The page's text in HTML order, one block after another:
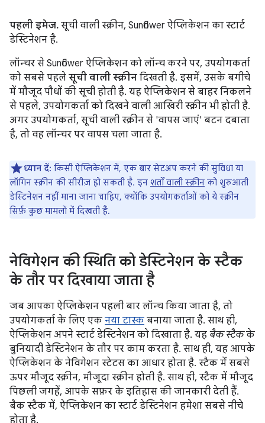
पहली इमेज. सूची वाली स्क्रीन, Sunflower ऐप्लिकेशन का स्टार्ट
डेस्टिनेशन है.
लॉन्चर से Sunflower ऐप्लिकेशन को लॉन्च करने पर, उपयोगकर्ता
को सबसे पहले सूची वाली स्क्रीन दिखती है. इसमें, उसके बगीचे
में मौजूद पौधों की सूची होती है. यह ऐप्लिकेशन से बाहर निकलने
से पहले, उपयोगकर्ता को दिखने वाली आखिरी स्क्रीन भी होती है.
अगर उपयोगकर्ता, सूची वाली स्क्रीन से 'वापस जाएं' बटन दबाता
है, तो वह लॉन्चर पर वापस चला जाता है.
ध्यान दें: किसी ऐप्लिकेशन में, एक बार सेटअप करने की सुविधा या
लॉगिन स्क्रीन की सीरीज़ हो सकती है. इन शर्तों वाली स्क्रीन को शुरुआती
डेस्टिनेशन नहीं माना जाना चाहिए, क्योंकि उपयोगकर्ताओं को ये स्क्रीन
सिर्फ़ कुछ मामलों में दिखती हैं.
नेविगेशन की स्थिति को डेस्टिनेशन के स्टैक
के तौर पर दिखाया जाता है
जब आपका ऐप्लिकेशन पहली बार लॉन्च किया जाता है, तो
उपयोगकर्ता के लिए एक नया टास्क बनाया जाता है. साथ ही,
ऐप्लिकेशन अपने स्टार्ट डेस्टिनेशन को दिखाता है. यह बैक स्टैकके
बुनियादी डेस्टिनेशन के तौर पर काम करता है. साथ ही, यह आपके
ऐप्लिकेशन के नेविगेशन स्टेटस का आधार होता है. स्टैक में सबसे
ऊपर मौजूद स्क्रीन, मौजूदा स्क्रीन होती है. साथ ही, स्टैक में मौजूद
पिछली जगहें, आपके सफ़र के इतिहास की जानकारी देती हैं.
बैक स्टैक में, ऐप्लिकेशन का स्टार्ट डेस्टिनेशन हमेशा सबसे नीचे
होता है.